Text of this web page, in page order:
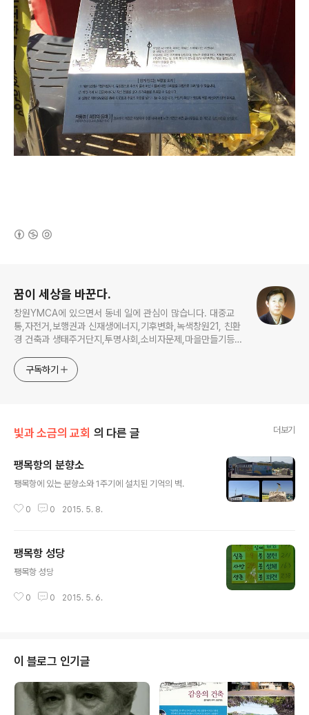
꿈이 세상을 바꾼다.
창원YMCA에 있으면서 동네 일에 관심이 많습니다. 대중교
통,자전거,보행권과 신재생에너지,기후변화,녹색창원21, 친환
경 건축과 생태주거단지,투명사회,소비자문제,마을만들기등...
구독하기
빛과 소금의 교회 의 다른 글 더보기
팽목항의 분향소
팽목항에 있는 분향소와 1주기에 설치된 기억의 벽. ​​
0 0 2015. 5. 8.
팽목항 성당
팽목항 성당 ​​​​
0 0 2015. 5. 6.
이 블로그 인기글